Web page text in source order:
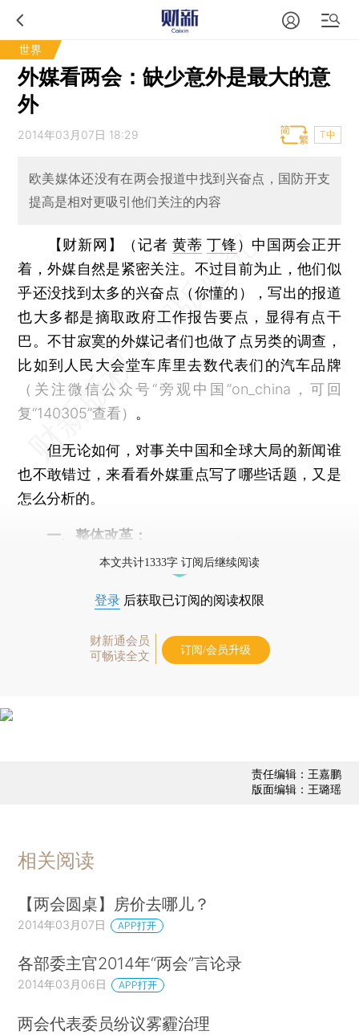
世界
外媒看两会：缺少意外是最大的意
外
2014年03月07日 18:29 T中
欧美媒体还没有在两会报道中找到兴奋点，国防开支
提高是相对更吸引他们关注的内容
【财新网】（记者黄蒂 丁锋 ） 中国两会正开
着，外媒自然是紧密关注。不过目前为止，他们似
乎还没找到太多的兴奋点（你懂的），写出的报道
也大多都是摘取政府工作报告要点，显得有点干
巴。不甘寂寞的外媒记者们也做了点另类的调查，
比如到人民大会堂车库里去数代表们的汽车品牌
（关注微信公众号“旁观中国”on_china，可回
复“140305”查看） 。
但无论如何，对事关中国和全球大局的新闻谁
也不敢错过，来看看外媒重点写了哪些话题，又是
怎么分析的。
一、整体改革：
本文共计1333字 订阅后继续阅读
登录 后获取已订阅的阅读权限
财新通会员
可畅读全文
订阅/会员升级
责任编辑：王嘉鹏
版面编辑：王璐瑶
相关阅读
【两会圆桌】房价去哪儿？
2014年03月07日 APP打开
各部委主官2014年“两会”言论录
2014年03月06日 APP打开
两会代表委员纷议雾霾治理